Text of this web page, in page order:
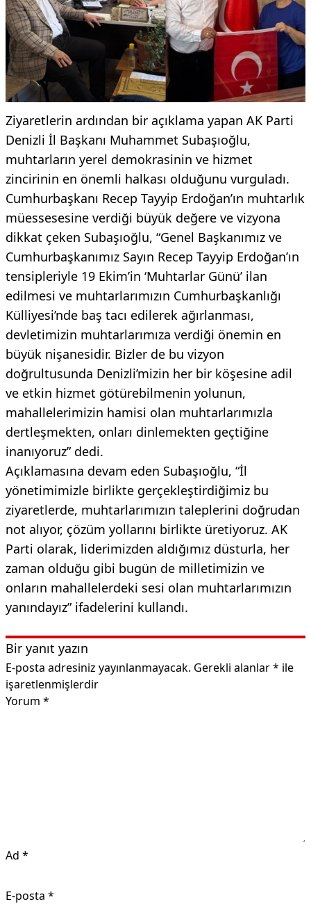
Ziyaretlerin ardından bir açıklama yapan AK Parti
Denizli İl Başkanı Muhammet Subaşıoğlu,
muhtarların yerel demokrasinin ve hizmet
zincirinin en önemli halkası olduğunu vurguladı.
Cumhurbaşkanı Recep Tayyip Erdoğan’ın muhtarlık
müessesesine verdiği büyük değere ve vizyona
dikkat çeken Subaşıoğlu, “Genel Başkanımız ve
Cumhurbaşkanımız Sayın Recep Tayyip Erdoğan’ın
tensipleriyle 19 Ekim’in ‘Muhtarlar Günü’ ilan
edilmesi ve muhtarlarımızın Cumhurbaşkanlığı
Külliyesi’nde baş tacı edilerek ağırlanması,
devletimizin muhtarlarımıza verdiği önemin en
büyük nişanesidir. Bizler de bu vizyon
doğrultusunda Denizli’mizin her bir köşesine adil
ve etkin hizmet götürebilmenin yolunun,
mahallelerimizin hamisi olan muhtarlarımızla
dertleşmekten, onları dinlemekten geçtiğine
inanıyoruz” dedi.
Açıklamasına devam eden Subaşıoğlu, “İl
yönetimimizle birlikte gerçekleştirdiğimiz bu
ziyaretlerde, muhtarlarımızın taleplerini doğrudan
not alıyor, çözüm yollarını birlikte üretiyoruz. AK
Parti olarak, liderimizden aldığımız düsturla, her
zaman olduğu gibi bugün de milletimizin ve
onların mahallelerdeki sesi olan muhtarlarımızın
yanındayız” ifadelerini kullandı.
Bir yanıt yazın
E-posta adresiniz yayınlanmayacak. Gerekli alanlar* ile
işaretlenmişlerdir
Yorum *
Ad *
E-posta *